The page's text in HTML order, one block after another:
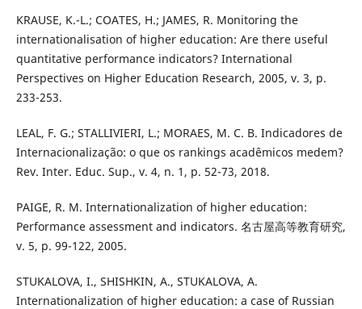
KRAUSE, K.-L.; COATES, H.; JAMES, R. Monitoring the
internationalisation of higher education: Are there useful
quantitative performance indicators? International
Perspectives on Higher Education Research, 2005, v. 3, p.
233-253.
LEAL, F. G.; STALLIVIERI, L.; MORAES, M. C. B. Indicadores de
Internacionalização: o que os rankings acadêmicos medem?
Rev. Inter. Educ. Sup., v. 4, n. 1, p. 52-73, 2018.
PAIGE, R. M. Internationalization of higher education:
Performance assessment and indicators. 名古屋高等教育研究,
v. 5, p. 99-122, 2005.
STUKALOVA, I., SHISHKIN, A., STUKALOVA, A.
Internationalization of higher education: a case of Russian